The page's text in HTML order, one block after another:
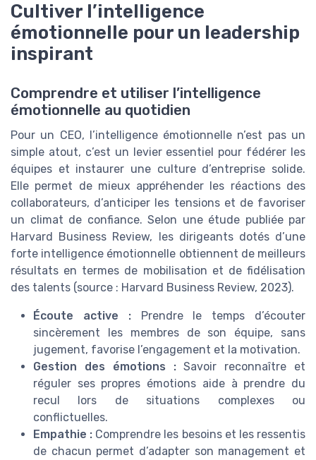
Cultiver l’intelligence
émotionnelle pour un leadership
inspirant
Comprendre et utiliser l’intelligence
émotionnelle au quotidien
Pour un CEO, l’intelligence émotionnelle n’est pas un
simple atout, c’est un levier essentiel pour fédérer les
équipes et instaurer une culture d’entreprise solide.
Elle permet de mieux appréhender les réactions des
collaborateurs, d’anticiper les tensions et de favoriser
un climat de confiance. Selon une étude publiée par
Harvard Business Review, les dirigeants dotés d’une
forte intelligence émotionnelle obtiennent de meilleurs
résultats en termes de mobilisation et de fidélisation
des talents (source : Harvard Business Review, 2023).
Écoute active :Prendre le temps d’écouter
sincèrement les membres de son équipe, sans
jugement, favorise l’engagement et la motivation.
Gestion des émotions :Savoir reconnaître et
réguler ses propres émotions aide à prendre du
recul lors de situations complexes ou
conflictuelles.
Empathie : Comprendre les besoins et les ressentis
de chacun permet d’adapter son management et